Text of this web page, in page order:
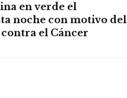
en verde el
noche con motivo del
el Cáncer